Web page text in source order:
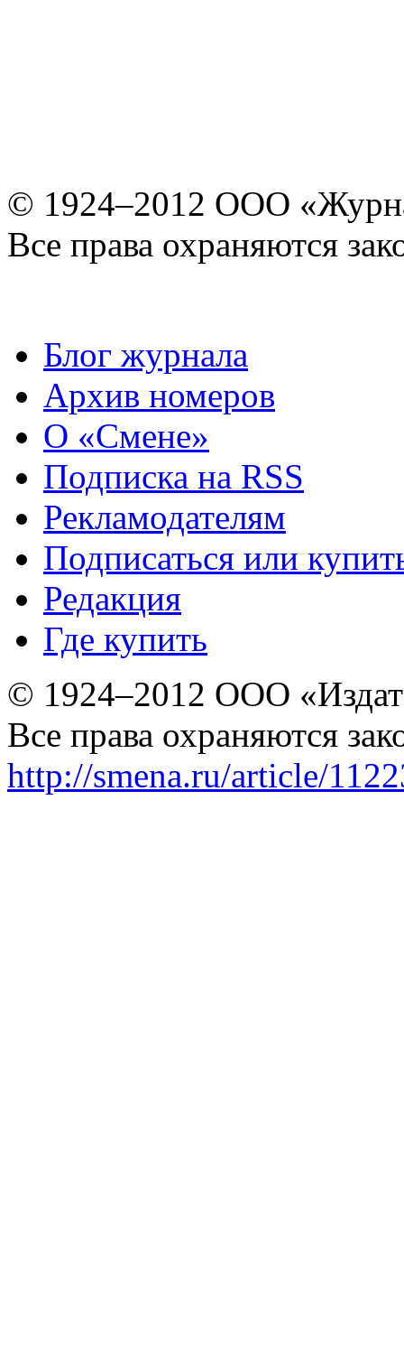
© 1924–2012 ООО
Все права охраняются
Блог журнала
Архив номеров
О «Смене»
Подписка на RSS
Рекламодателям
Подписаться или
Редакция
Где купить
© 1924–2012 ООО
Все права охраняются
http://smena.ru/article/